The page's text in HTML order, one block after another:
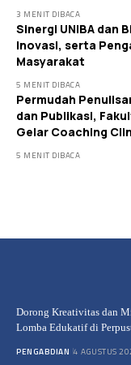
3 MENIT DIBACA
Sinergi UNIBA dan
Inovasi, serta
Masyarakat
5 MENIT DIBACA
Permudah
dan Publikasi,
Gelar Coaching
5 MENIT DIBACA
Dorong Kreativitas dan
Lomba Edukatif di
PENGABDIAN 4 AGUSTUS